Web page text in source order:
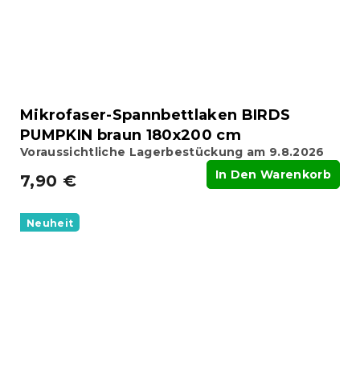
Mikrofaser-Spannbettlaken BIRDS
PUMPKIN braun 180x200 cm
Voraussichtliche Lagerbestückung am 9.8.2026
7,90 € In Den Warenkorb
Neuheit